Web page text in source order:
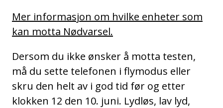
Mer informasjon om hvilke enheter som
kan motta Nødvarsel.
Dersom du ikke ønsker å motta testen,
må du sette telefonen i flymodus eller
skru den helt av i god tid før og etter
klokken 12 den 10. juni. Lydløs, lav lyd,